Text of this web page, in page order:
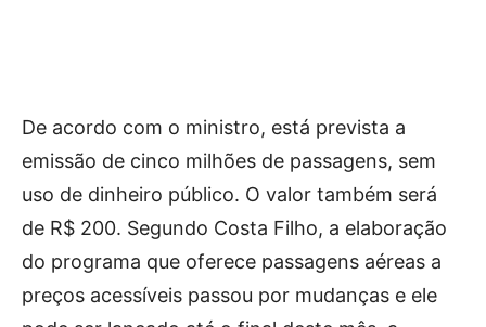
De acordo com o ministro, está prevista a
emissão de cinco milhões de passagens, sem
uso de dinheiro público. O valor também será
de R$ 200. Segundo Costa Filho, a elaboração
do programa que oferece passagens aéreas a
preços acessíveis passou por mudanças e ele